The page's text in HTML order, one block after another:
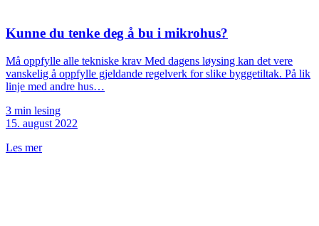
Kunne du tenke deg å bu i mikrohus?
Må oppfylle alle tekniske krav Med dagens løysing kan det vere
vanskelig å oppfylle gjeldande regelverk for slike byggetiltak. På lik
linje med andre hus…
3 min lesing
15. august 2022
Les mer